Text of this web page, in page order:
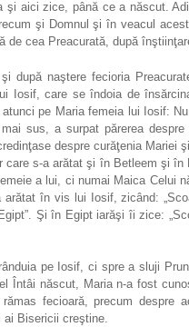
şi aici zice, până ce a născut.
şi Domnul şi în veacul
de cea Preacurată, după
după naştere fecioria
Iosif, care se îndoia de
pe Maria femeia lui Iosif:
sus, a surpat părerea despre
despre curăţenia Mariei
care s-a arătat şi în Betleem şi în
a lui, ci numai Maica Celui
arătat în vis lui Iosif, zicând:
Şi în Egipt iarăşi îi zice:
pe Iosif, ci spre a sluji
Întâi născut, Maria n-a fost
fecioară, precum despre
Bisericii creştine.